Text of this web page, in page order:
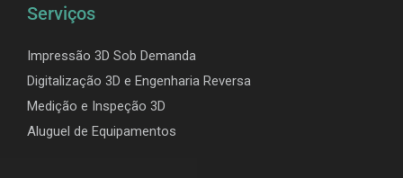
Serviços
Impressão 3D Sob Demanda
Digitalização 3D e Engenharia Reversa
Medição e Inspeção 3D
Aluguel de Equipamentos